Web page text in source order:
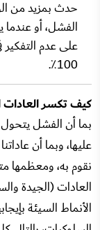
حدث بمزيد من
الفشل، أو
على عدم
100٪.
كيف تكسر
بما أن الفشل
عليها، وبما أن
نقوم به، ومعظمها
العادات (الجيدة
الأنماط السيئة